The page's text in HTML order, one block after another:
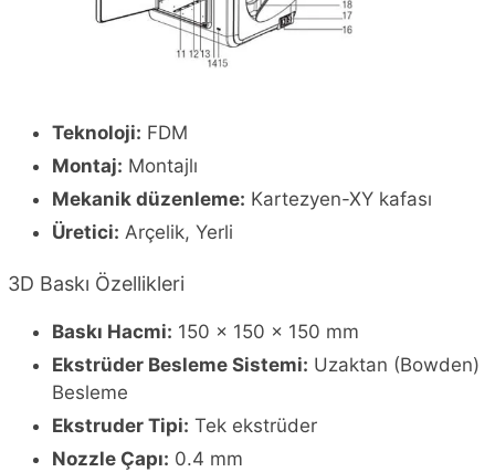
Teknoloji: FDM
Montaj: Montajlı
Mekanik düzenleme: Kartezyen-XY kafası
Üretici: Arçelik, Yerli
3D Baskı Özellikleri
Baskı Hacmi: 150 x 150 x 150 mm
Ekstrüder Besleme Sistemi: Uzaktan (Bowden)
Besleme
Ekstruder Tipi: Tek ekstrüder
Nozzle Çapı: 0.4 mm